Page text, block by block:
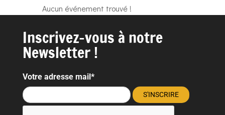
Aucun événement trouvé !
Inscrivez-vous à notre
Newsletter !
Votre adresse mail*